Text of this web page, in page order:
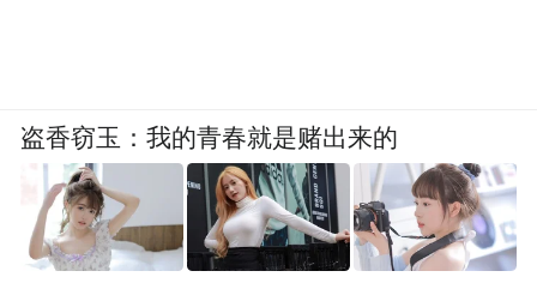
盗香窃玉：我的青春就是赌出来的